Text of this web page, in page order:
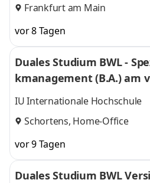
Frankfurt am Main
vor 8 Tagen
Duales Studium BWL -
kmanagement (B.A.) am
Nordfrost GmbH & Co. KG
IU Internationale Hochschule
Schortens, Home-Office
vor 9 Tagen
Duales Studium BWL